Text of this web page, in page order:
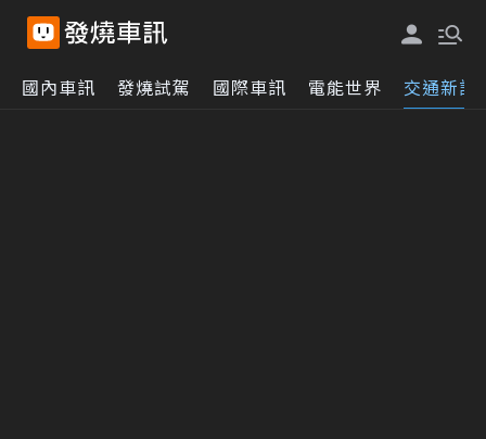
國內車訊 發燒試駕 國際車訊 電能世界 交通新訊